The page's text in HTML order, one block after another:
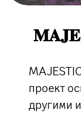
проект
другими